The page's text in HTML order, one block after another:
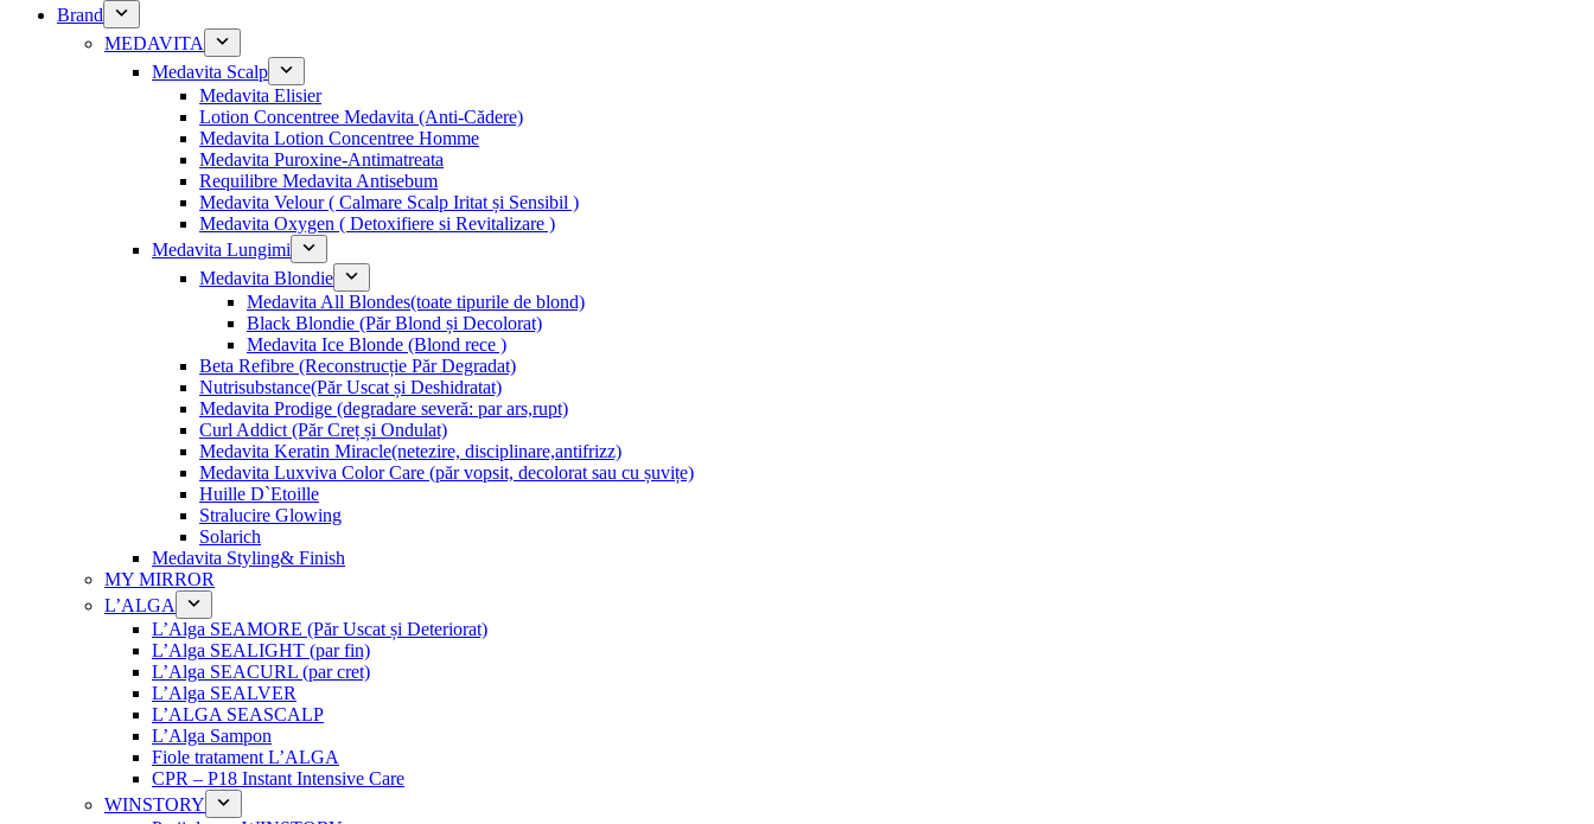
Brand
MEDAVITA
Medavita Scalp
Medavita Elisier
Lotion Concentree Medavita (Anti-Cădere)
Medavita Lotion Concentree Homme
Medavita Puroxine-Antimatreata
Requilibre Medavita Antisebum
Medavita Velour ( Calmare Scalp Iritat și Sensibil )
Medavita Oxygen ( Detoxifiere si Revitalizare )
Medavita Lungimi
Medavita Blondie
Medavita All Blondes(toate tipurile de blond)
Black Blondie (Păr Blond și Decolorat)
Medavita Ice Blonde (Blond rece )
Beta Refibre (Reconstrucție Păr Degradat)
Nutrisubstance(Păr Uscat și Deshidratat)
Medavita Prodige (degradare severă: par ars,rupt)
Curl Addict (Păr Creț și Ondulat)
Medavita Keratin Miracle(netezire, disciplinare,antifrizz)
Medavita Luxviva Color Care (păr vopsit, decolorat sau cu șuvițe)
Huille D`Etoille
Stralucire Glowing
Solarich
Medavita Styling& Finish
MY MIRROR
L’ALGA
L’Alga SEAMORE (Păr Uscat și Deteriorat)
L’Alga SEALIGHT (par fin)
L’Alga SEACURL (par cret)
L’Alga SEALVER
L’ALGA SEASCALP
L’Alga Sampon
Fiole tratament L’ALGA
CPR – P18 Instant Intensive Care
WINSTORY